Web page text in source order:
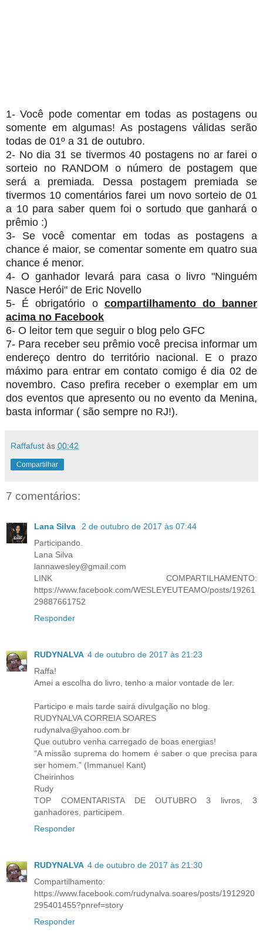
1- Você pode comentar em todas as postagens ou
somente em algumas! As postagens válidas serão
todas de 01º a 31 de outubro.
2- No dia 31 se tivermos 40 postagens no ar farei o
sorteio no RANDOM o número de postagem que
será a premiada. Dessa postagem premiada se
tivermos 10 comentários farei um novo sorteio de 01
a 10 para saber quem foi o sortudo que ganhará o
prêmio :)
3- Se você comentar em todas as postagens a
chance é maior, se comentar somente em quatro sua
chance é menor.
4- O ganhador levará para casa o livro "Ninguém
Nasce Herói" de Eric Novello
5- É obrigatório o compartilhamento do banner
acima no Facebook
6- O leitor tem que seguir o blog pelo GFC
7- Para receber seu prêmio você precisa informar um
endereço dentro do território nacional. E o prazo
máximo para entrar em contato comigo é dia 02 de
novembro. Caso prefira receber o exemplar em um
dos eventos que apresento ou no evento da Menina,
basta informar ( são sempre no RJ!).
Raffafust às 00:42
Compartilhar
7 comentários:
Lana Silva
2 de outubro de 2017 às 07:44
Participando.
Lana Silva
lannawesley@gmail.com
LINK COMPARTILHAMENTO:
https://www.facebook.com/WESLEYEUTEAMO/posts/19261
29887661752
Responder
RUDYNALVA 4 de outubro de 2017 às 21:23
Raffa!
Amei a escolha do livro, tenho a maior vontade de ler.
Participo e mais tarde sairá divulgação no blog.
RUDYNALVA CORREIA SOARES
rudynalva@yahoo.com.br
Que outubro venha carregado de boas energias!
“A missão suprema do homem é saber o que precisa para
ser homem.” (Immanuel Kant)
Cheirinhos
Rudy
TOP COMENTARISTA DE OUTUBRO 3 livros, 3
ganhadores, participem.
Responder
RUDYNALVA 4 de outubro de 2017 às 21:30
Compartilhamento:
https://www.facebook.com/rudynalva.soares/posts/1912920
295401455?pnref=story
Responder